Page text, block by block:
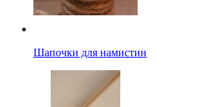
Шапочки для намистин